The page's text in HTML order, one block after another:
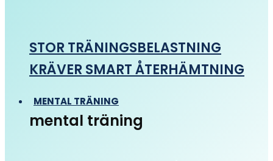
STOR TRÄNINGSBELASTNING
KRÄVER SMART ÅTERHÄMTNING
MENTAL TRÄNING
mental träning